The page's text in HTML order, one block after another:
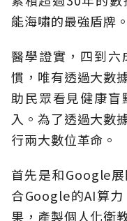
能海嘯的最強盾牌。
醫學證實，四到六
慣，唯有透過大數
助民眾看見健康
入。為了透過大數
行兩大數位革命。
首先是和Google
合Google的AI算
果，產製個人化衛